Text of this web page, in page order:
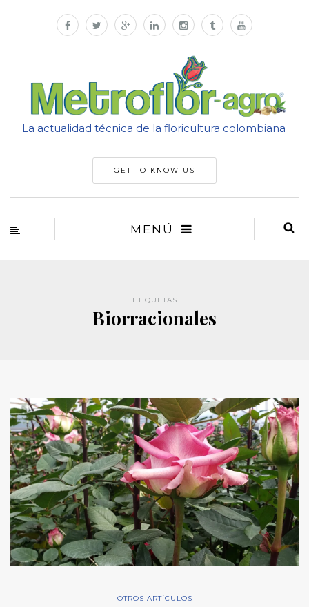
La actualidad técnica de la floricultura colombiana
GET TO KNOW US
MENÚ
ETIQUETAS
Biorracionales
OTROS ARTÍCULOS